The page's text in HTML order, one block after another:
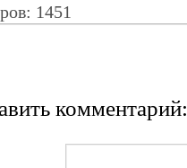
1451
комментарий: